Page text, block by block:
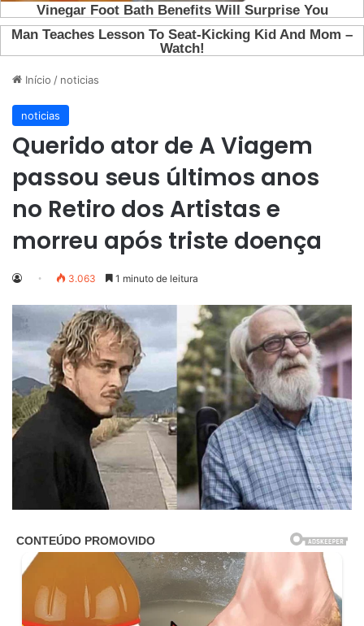
Início / noticias
noticias
Querido ator de A Viagem
passou seus últimos anos
no Retiro dos Artistas e
morreu após triste doença
3.063 1 minuto de leitura